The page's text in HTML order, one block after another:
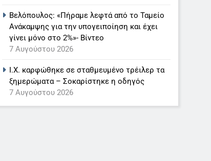
Βελόπουλος: «Πήραμε λεφτά από το Ταμείο
Ανάκαμψης για την υπογειποίηση και έχει
γίνει μόνο στο 2%»- Βίντεο
7 Αυγούστου 2026
Ι.Χ. καρφώθηκε σε σταθμευμένο τρέιλερ τα
ξημερώματα – Σοκαρίστηκε η οδηγός
7 Αυγούστου 2026